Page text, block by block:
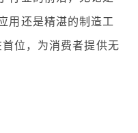
用还是精湛的制造工
位，为消费者提供无